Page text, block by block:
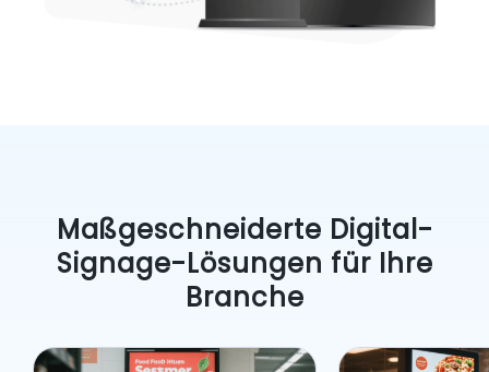
Maßgeschneiderte Digital-
Signage-Lösungen für Ihre
Branche